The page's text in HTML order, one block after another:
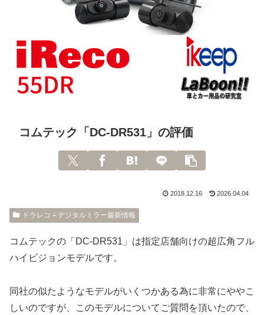
コムテック「DC-DR531」の評価
2018.12.16 2026.04.04
ドラレコ＋デジタルミラー最新情報
コムテックの「DC-DR531」は指定店舗向けの超広角フル
ハイビジョンモデルです。
同社の似たようなモデルがいくつかある為に非常にややこ
しいのですが、このモデルについてご質問を頂いたので、